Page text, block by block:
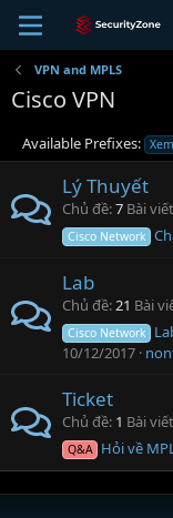
VPN and MPLS
Cisco VPN
Available Prefixes:
Lý Thuyết
Chủ đề 7 Bài viết
Cisco Network
Lab
Chủ đề 21 Bài
Cisco Network
10/12/2017
Ticket
Chủ đề 1 Bài viết
Q&A Hỏi về